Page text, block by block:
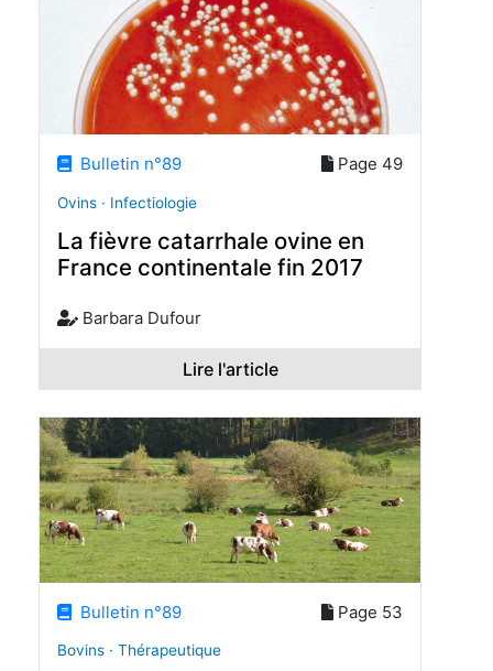
Bulletin n°89 Page 49
Ovins · Infectiologie
La fièvre catarrhale ovine en
France continentale fin 2017
Barbara Dufour
Lire l'article
Bulletin n°89 Page 53
Bovins · Thérapeutique